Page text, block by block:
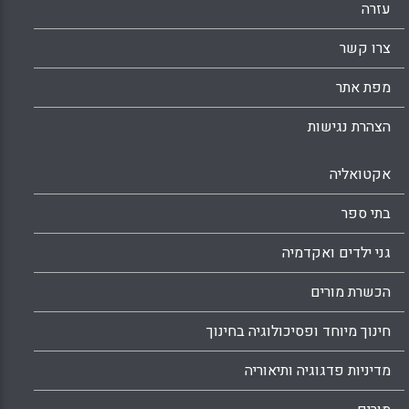
עזרה
צרו קשר
מפת אתר
הצהרת נגישות
אקטואליה
בתי ספר
גני ילדים ואקדמיה
הכשרת מורים
חינוך מיוחד ופסיכולוגיה בחינוך
מדיניות פדגוגיה ותיאוריה